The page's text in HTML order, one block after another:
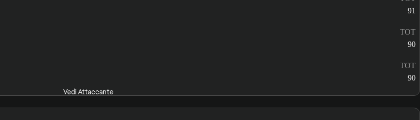
91
TOT
90
TOT
90
Vedi Attaccante